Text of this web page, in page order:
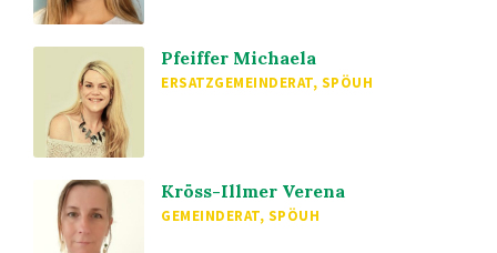
Pfeiffer Michaela
ERSATZGEMEINDERAT, SPÖUH
Kröss-Illmer Verena
GEMEINDERAT, SPÖUH